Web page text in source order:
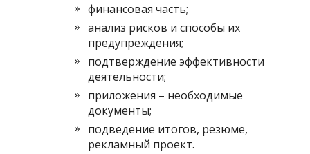
финансовая часть;
анализ рисков и способы их
предупреждения;
подтверждение эффективности
деятельности;
приложения – необходимые
документы;
подведение итогов, резюме,
рекламный проект.